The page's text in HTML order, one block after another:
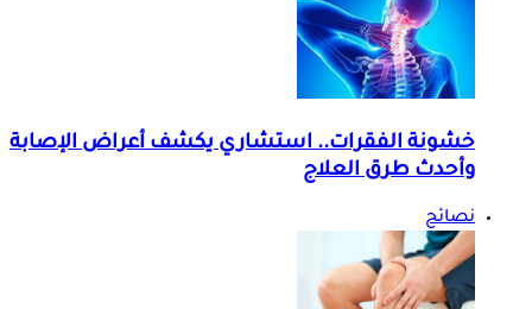
خشونة الفقرات.. استشاري يكشف أعراض الإصابة
وأحدث طرق العلاج
نصائح